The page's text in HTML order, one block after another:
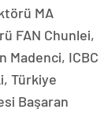
MA
FAN Chunlei,
Madenci, ICBC
Türkiye
Başaran